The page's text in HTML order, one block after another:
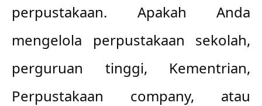
perpustakaan. Apakah Anda
mengelola perpustakaan sekolah,
perguruan tinggi, Kementrian,
Perpustakaan company, atau